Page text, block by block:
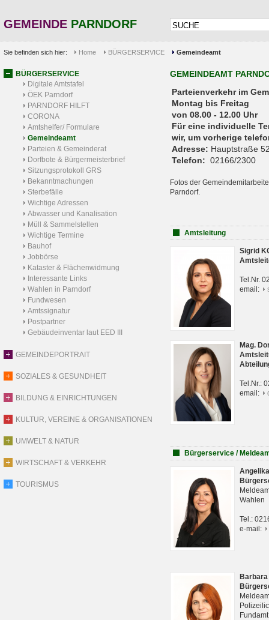
GEMEINDE PARNDORF
Sie befinden sich hier: Home BÜRGERSERVICE Gemeindeamt
BÜRGERSERVICE
Digitale Amtstafel
ÖEK Parndorf
PARNDORF HILFT
CORONA
Amtshelfer/ Formulare
Gemeindeamt
Parteien & Gemeinderat
Dorfbote & Bürgermeisterbrief
Sitzungsprotokoll GRS
Bekanntmachungen
Sterbefälle
Wichtige Adressen
Abwasser und Kanalisation
Müll & Sammelstellen
Wichtige Termine
Bauhof
Jobbörse
Kataster & Flächenwidmung
Interessante Links
Wahlen in Parndorf
Fundwesen
Amtssignatur
Postpartner
Gebäudeinventar laut EED III
GEMEINDEPORTRAIT
SOZIALES & GESUNDHEIT
BILDUNG & EINRICHTUNGEN
KULTUR, VEREINE & ORGANISATIONEN
UMWELT & NATUR
WIRTSCHAFT & VERKEHR
TOURISMUS
GEMEINDEAMT
Parteienverkehr
Montag bis Freitag
von 08.00 - 12.00 Uhr
Für eine individuelle
wir, um vorherige
Adresse: Hauptstraße
Telefon: 02166/2300
Fotos der
Parndorf.
Amtsleitung
Sigrid
Tel.Nr.
email:
Mag.
Tel.Nr.:
email:
Bürgerservice /
Wahlen
Tel.:
e-mail: